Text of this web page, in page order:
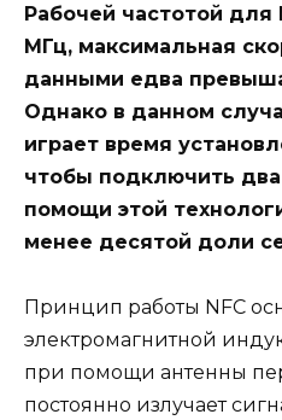
Рабочей частотой для
МГц, максимальная
данными едва
Однако в данном
играет время
чтобы подключить два
помощи этой
менее десятой доли
Принцип работы NFC
электромагнитной
при помощи антенны
постоянно излучает